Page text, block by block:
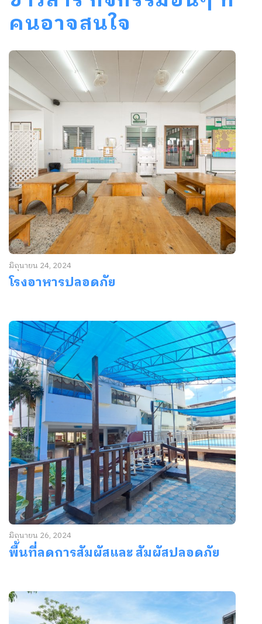
คนอาจสนใจ
โรงอาหารปลอดภัย
มิถุนายน 24, 2024
พื้นที่ลดการสัมผัสและ สัมผัสปลอดภัย
มิถุนายน 26, 2024